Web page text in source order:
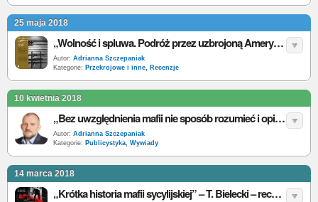
25 maja 2018
„Wolność i spluwa. Podróż przez uzbrojoną Amerykę” – D. Baum – recenzja
Autor: Adrianna Szczepaniak
Kategorie: Przekrojowe i inne, Recenzje
10 kwietnia 2018
„Bez uwzględnienia mafii nie sposób rozumieć i opisywać wydarzenia we Włoszech”. Wywiad z Tomaszem Bieleckim
Autor: Adrianna Szczepaniak
Kategorie: Publicystyka, Wywiady
14 marca 2018
„Krótka historia mafii sycylijskiej” – T. Bielecki – recenzja